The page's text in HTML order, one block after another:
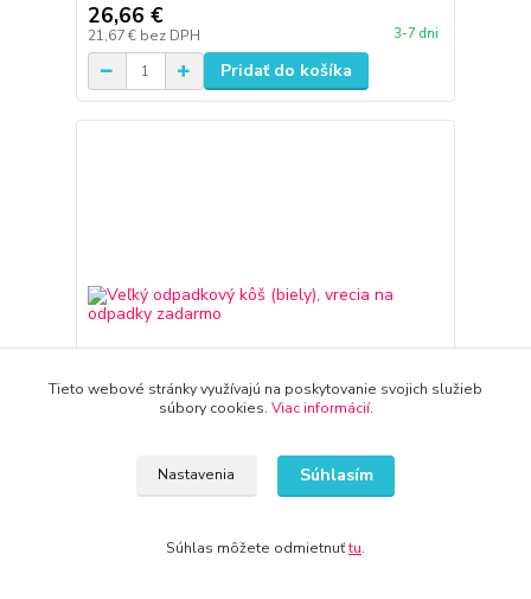
26,66 €
21,67 € bez DPH 3-7 dni
Pridať do košíka
Tieto webové stránky využívajú na poskytovanie svojich služieb
súbory cookies. Viac informácií.
Nastavenia Súhlasím
Súhlas môžete odmietnuťtu.